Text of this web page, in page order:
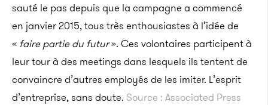
sauté le pas depuis que la campagne a commencé
en janvier 2015, tous très enthousiastes à l’idée de
« faire partie du futur». Ces volontaires participent à
leur tour à des meetings dans lesquels ils tentent de
convaincre d’autres employés de les imiter. L’esprit
d’entreprise, sans doute. Source : Associated Press